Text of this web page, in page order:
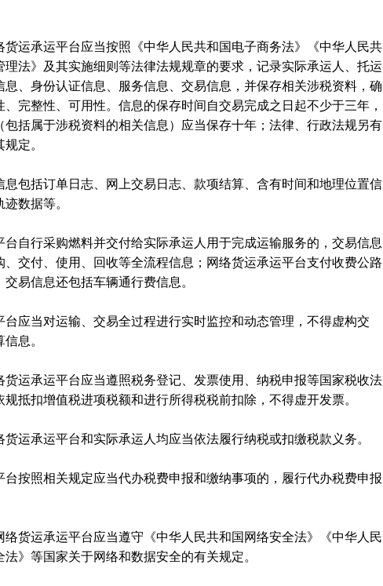
运承运平台应当按照《中华人民共和国电子商务法》《中华人民共
理法》及其实施细则等法律法规规章的要求，记录实际承运人、托运
息、身份认证信息、服务信息、交易信息，并保存相关涉税资料，确
、完整性、可用性。信息的保存时间自交易完成之日起不少于三年，
包括属于涉税资料的相关信息）应当保存十年；法律、行政法规另有
定。
息包括订单日志、网上交易日志、款项结算、含有时间和地理位置信
数据等。
台自行采购燃料并交付给实际承运人用于完成运输服务的，交易信息
、交付、使用、回收等全流程信息；网络货运承运平台支付收费公路
易信息还包括车辆通行费信息。
台应当对运输、交易全过程进行实时监控和动态管理，不得虚构交
息。
运承运平台应当遵照税务登记、发票使用、纳税申报等国家税收法
规抵扣增值税进项税额和进行所得税税前扣除，不得虚开发票。
运承运平台和实际承运人均应当依法履行纳税或扣缴税款义务。
台按照相关规定应当代办税费申报和缴纳事项的，履行代办税费申报
货运承运平台应当遵守《中华人民共和国网络安全法》《中华人民
》等国家关于网络和数据安全的有关规定。